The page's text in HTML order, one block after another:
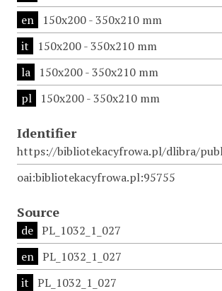
en
150x200 - 350x210 mm
it
150x200 - 350x210 mm
la
150x200 - 350x210 mm
pl
150x200 - 350x210 mm
Identifier
https://bibliotekacyfrowa.pl/dlibra/
oai:bibliotekacyfrowa.pl:95755
Source
de PL_1032_1_027
en PL_1032_1_027
it PL_1032_1_027